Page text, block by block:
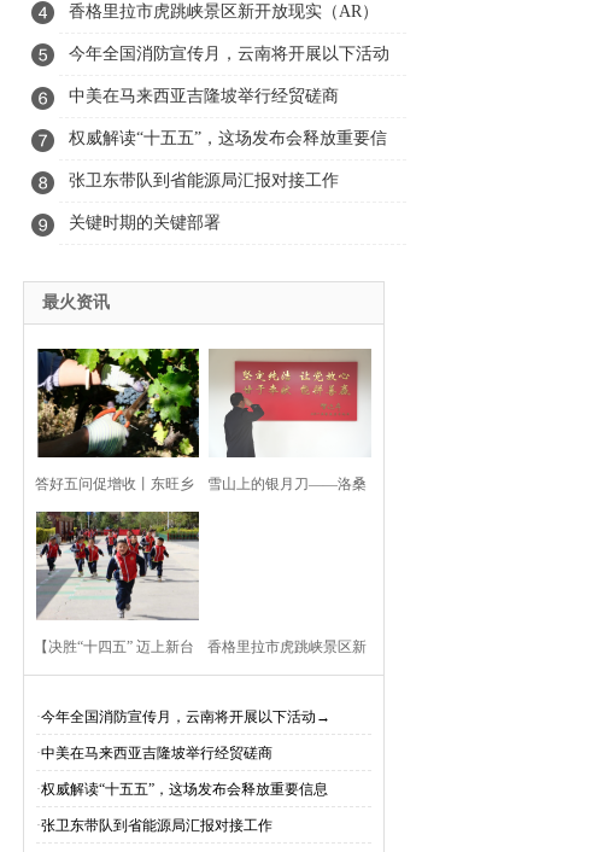
亮点多、成效显——培根铸魂育桃李
香格里拉市虎跳峡景区新开放现实（AR）
无人机体验店
今年全国消防宣传月，云南将开展以下活动
→
中美在马来西亚吉隆坡举行经贸磋商
权威解读“十五五”，这场发布会释放重要信
息
张卫东带队到省能源局汇报对接工作
关键时期的关键部署
最火资讯
答好五问促增收丨东旺乡
胜利村阳都村民小组：葡
萄产业铺就“甜蜜”增收路
雪山上的银月刀——洛桑
【决胜“十四五” 迈上新台
多、成效显——培根铸魂
育桃李
香格里拉市虎跳峡景区新
·今年全国消防宣传月，云南将开展以下活动→
·中美在马来西亚吉隆坡举行经贸磋商
·权威解读“十五五”，这场发布会释放重要信息
·张卫东带队到省能源局汇报对接工作